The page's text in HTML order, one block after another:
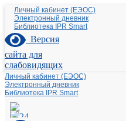
Личный кабинет (ЕЭОС)
Электронный дневник
Библиотека IPR Smart
Версия
сайта для
слабовидящих
Личный кабинет (ЕЭОС)
Электронный дневник
Библиотека IPR Smart